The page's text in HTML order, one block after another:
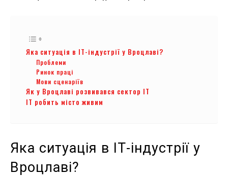
Яка ситуація в ІТ-індустрії у Вроцлаві?
Проблеми
Ринок праці
Мови сценаріїв
Як у Вроцлаві розвивався сектор ІТ
ІТ робить місто живим
Яка ситуація в ІТ-індустрії у
Вроцлаві?